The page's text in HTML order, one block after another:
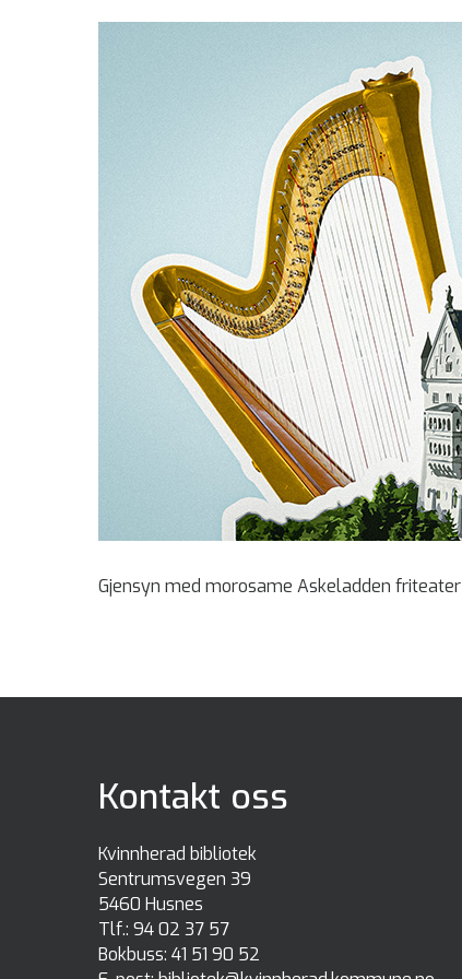
Gjensyn med morosame Askeladden friteater
Kontakt oss
Kvinnherad bibliotek
Sentrumsvegen 39
5460 Husnes
Tlf.: 94 02 37 57
Bokbuss: 41 51 90 52